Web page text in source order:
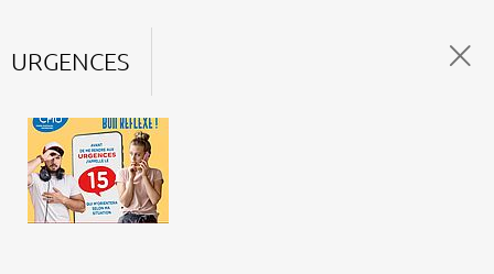
URGENCES